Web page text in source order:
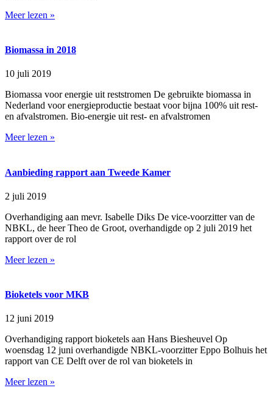
Meer lezen »
Biomassa in 2018
10 juli 2019
Biomassa voor energie uit reststromen De gebruikte biomassa in
Nederland voor energieproductie bestaat voor bijna 100% uit rest-
en afvalstromen. Bio-energie uit rest- en afvalstromen
Meer lezen »
Aanbieding rapport aan Tweede Kamer
2 juli 2019
Overhandiging aan mevr. Isabelle Diks De vice-voorzitter van de
NBKL, de heer Theo de Groot, overhandigde op 2 juli 2019 het
rapport over de rol
Meer lezen »
Bioketels voor MKB
12 juni 2019
Overhandiging rapport bioketels aan Hans Biesheuvel Op
woensdag 12 juni overhandigde NBKL-voorzitter Eppo Bolhuis het
rapport van CE Delft over de rol van bioketels in
Meer lezen »